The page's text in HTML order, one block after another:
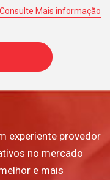
Consulte Mais informação
experiente provedor
no mercado
e mais